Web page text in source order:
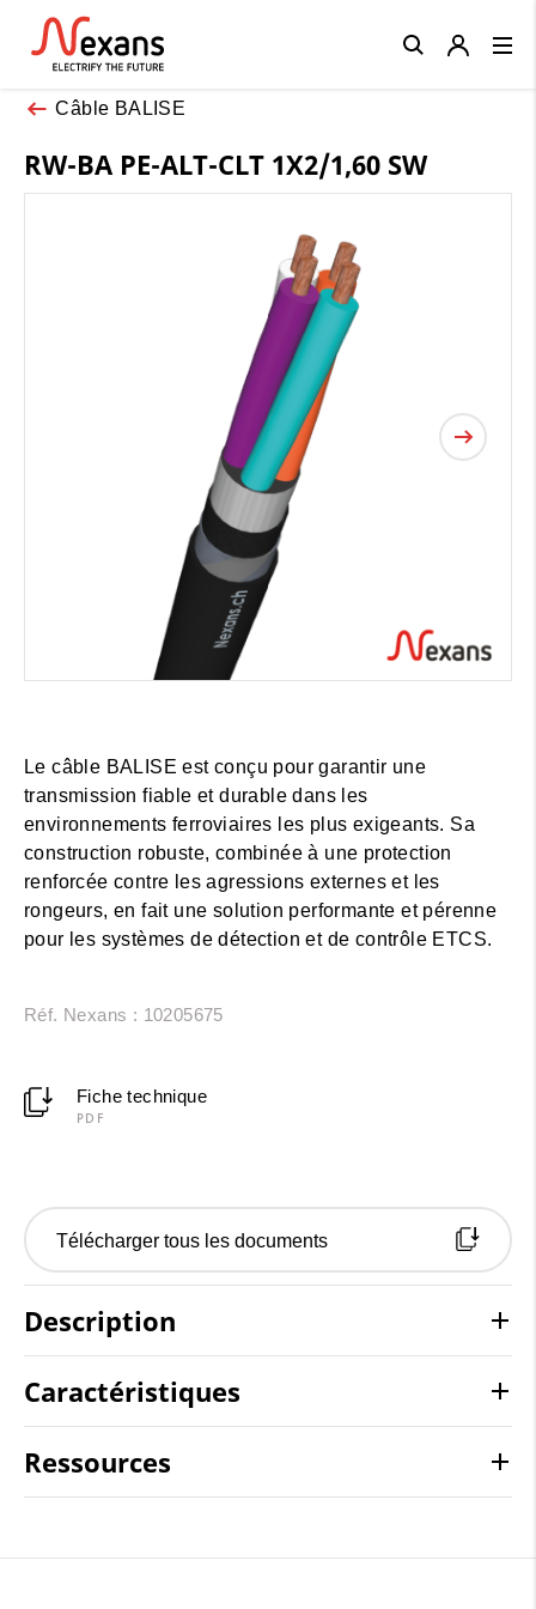
Câble BALISE
RW-BA PE-ALT-CLT 1X2/1,60 SW
Le câble BALISE est conçu pour garantir une
transmission fiable et durable dans les
environnements ferroviaires les plus exigeants. Sa
construction robuste, combinée à une protection
renforcée contre les agressions externes et les
rongeurs, en fait une solution performante et pérenne
pour les systèmes de détection et de contrôle ETCS.
Réf. Nexans : 10205675
Fiche technique
PDF
Télécharger tous les documents
Description
Caractéristiques
Ressources
Close